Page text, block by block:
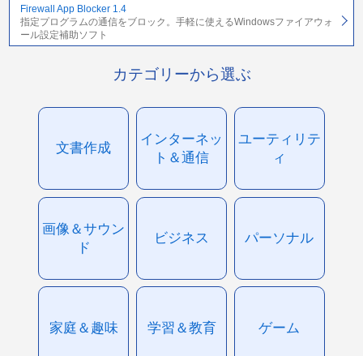
Firewall App Blocker 1.4
指定プログラムの通信をブロック。手軽に使えるWindowsファイアウォ
ール設定補助ソフト
カテゴリーから選ぶ
文書作成
インターネッ
ト＆通信
ユーティリテ
ィ
画像＆サウン
ド
ビジネス パーソナル
家庭＆趣味 学習＆教育 ゲーム